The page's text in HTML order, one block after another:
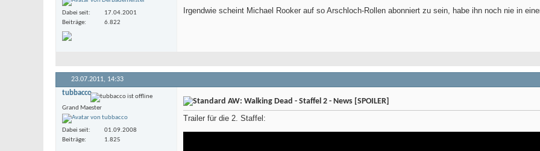
Dabei seit
17.04.2001
Beiträge
6.822
Irgendwie scheint Michael Rooker auf so Arschloch-Rollen abonniert zu sein, habe ihn noch nie in
23.07.2011, 14:33
tubbacco
Grand Maester
Dabei seit
01.09.2008
Beiträge
1.825
AW: Walking Dead - Staffel 2 - News [SPOILER]
Trailer für die 2. Staffel: